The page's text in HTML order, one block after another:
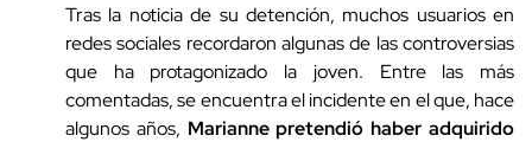
Tras la noticia de su detención, muchos usuarios en
redes sociales recordaron algunas de las controversias
que ha protagonizado la joven. Entre las más
comentadas, se encuentra el incidente en el que, hace
algunos años, Marianne pretendió haber adquirido